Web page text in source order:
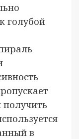
голубой
получить
в